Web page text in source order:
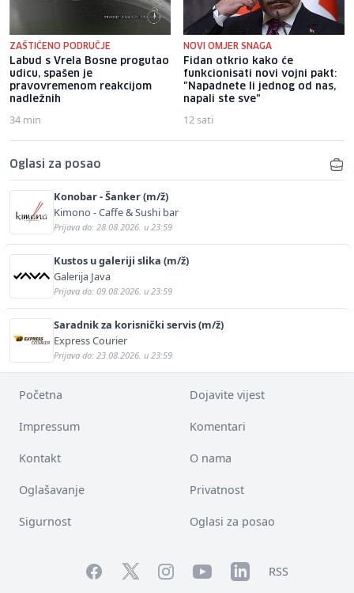
ZAŠTIĆENO PODRUČJE
Labud s Vrela Bosne progutao
udicu, spašen je
pravovremenom reakcijom
nadležnih
34 min
NOVI OMJER SNAGA
Fidan otkrio kako će
funkcionisati novi vojni pakt:
"Napadnete li jednog od nas,
napali ste sve"
12 sati
Oglasi za posao
Konobar - Šanker (m/ž)
Kimono - Caffe & Sushi bar
Prijava do: 28.08.2026. u 23:59
Kustos u galeriji slika (m/ž)
Galerija Java
Prijava do: 09.08.2026. u 23:59
Saradnik za korisnički servis (m/ž)
Express Courier
Prijava do: 23.08.2026. u 23:59
Početna Dojavite vijest
Impressum Komentari
Kontakt O nama
Oglašavanje Privatnost
Sigurnost Oglasi za posao
FacebookTwitterInstagramYouTubeLinkedInRSS